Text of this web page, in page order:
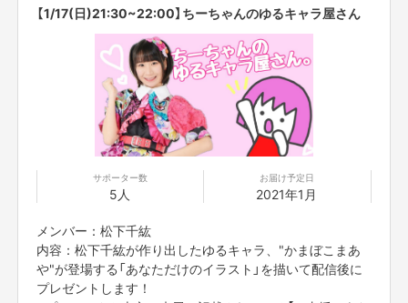
【1/17(日)21:30~22:00】ちーちゃんのゆるキャラ屋さん
サポーター数
5人
お届け予定日
2021年1月
メンバー：松下千紘
内容：松下千紘が作り出したゆるキャラ、"かまぼこまあ
や"が登場する「あなただけのイラスト」を描いて配信後に
プレゼントします！